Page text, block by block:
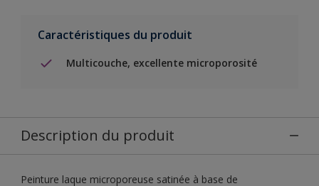
Caractéristiques du produit
Multicouche, excellente microporosité
Description du produit
Peinture laque microporeuse satinée à base de